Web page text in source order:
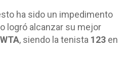
ha sido un impedimento
logró alcanzar su mejor
, siendo la tenista 123 en